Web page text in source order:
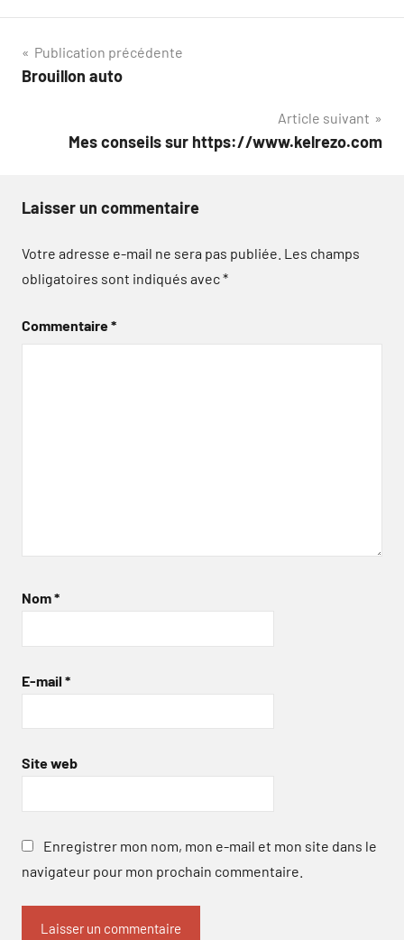
Navigation
de
Publication précédente
Brouillon auto
Article suivant
Mes conseils sur https://www.kelrezo.com
Laisser un commentaire
Votre adresse e-mail ne sera pas publiée. Les champs
obligatoires sont indiqués avec*
Commentaire*
Nom*
E-mail *
Site web
Enregistrer mon nom, mon e-mail et mon site dans le
navigateur pour mon prochain commentaire.